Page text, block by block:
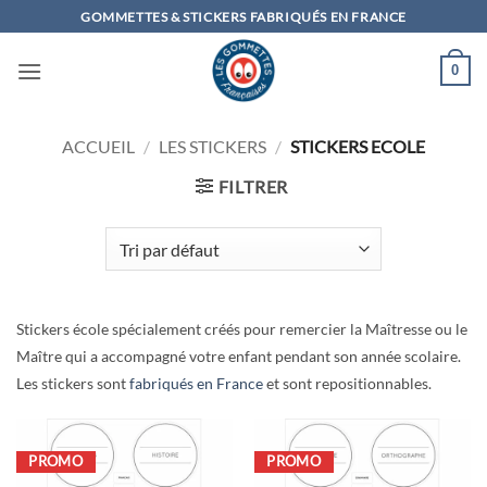
au
contenu
GOMMETTES & STICKERS FABRIQUÉS EN FRANCE
0
ACCUEIL / LES STICKERS / STICKERS ECOLE
FILTRER
Stickers école spécialement créés pour remercier la Maîtresse ou le
Maître qui a accompagné votre enfant pendant son année scolaire.
Les stickers sontfabriqués en Franceet sont repositionnables.
PROMO PROMO